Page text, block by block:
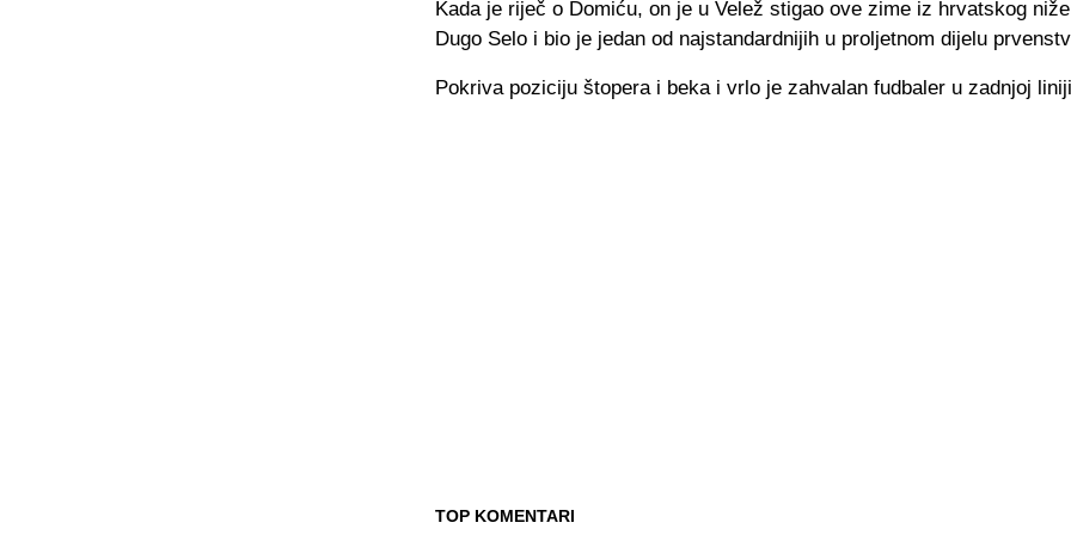
Kada je riječ o Domiću, on je u Velež stigao ove zime iz hrvatskog
Dugo Selo i bio je jedan od najstandardnijih u proljetnom dijelu
Pokriva poziciju štopera i beka i vrlo je zahvalan fudbaler u zadnjoj
TOP KOMENTARI